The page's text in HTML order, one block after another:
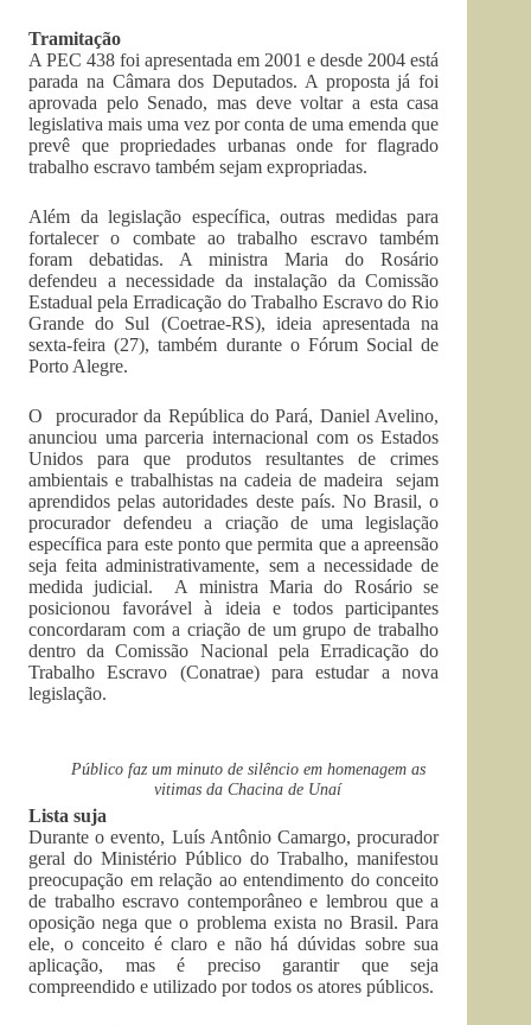
Tramitação
A PEC 438 foi apresentada em 2001 e desde 2004 está
parada na Câmara dos Deputados. A proposta já foi
aprovada pelo Senado, mas deve voltar a esta casa
legislativa mais uma vez por conta de uma emenda que
prevê que propriedades urbanas onde for flagrado
trabalho escravo também sejam expropriadas.
Além da legislação específica, outras medidas para
fortalecer o combate ao trabalho escravo também
foram debatidas. A ministra Maria do Rosário
defendeu a necessidade da instalação da Comissão
Estadual pela Erradicação do Trabalho Escravo do Rio
Grande do Sul (Coetrae-RS), ideia apresentada na
sexta-feira (27), também durante o Fórum Social de
Porto Alegre.
O procurador da República do Pará, Daniel Avelino,
anunciou uma parceria internacional com os Estados
Unidos para que produtos resultantes de crimes
ambientais e trabalhistas na cadeia de madeira sejam
aprendidos pelas autoridades deste país. No Brasil, o
procurador defendeu a criação de uma legislação
específica para este ponto que permita que a apreensão
seja feita administrativamente, sem a necessidade de
medida judicial. A ministra Maria do Rosário se
posicionou favorável à ideia e todos participantes
concordaram com a criação de um grupo de trabalho
dentro da Comissão Nacional pela Erradicação do
Trabalho Escravo (Conatrae) para estudar a nova
legislação.
Público faz um minuto de silêncio em homenagem as
vitimas da Chacina de Unaí
Lista suja
Durante o evento, Luís Antônio Camargo, procurador
geral do Ministério Público do Trabalho, manifestou
preocupação em relação ao entendimento do conceito
de trabalho escravo contemporâneo e lembrou que a
oposição nega que o problema exista no Brasil. Para
ele, o conceito é claro e não há dúvidas sobre sua
aplicação, mas é preciso garantir que seja
compreendido e utilizado por todos os atores públicos.